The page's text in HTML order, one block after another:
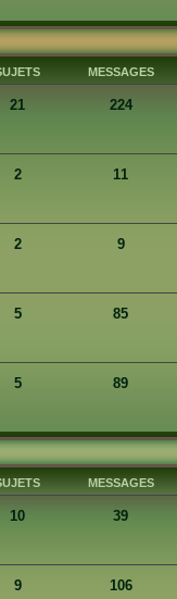
MESSAGES
21 224
2 11
2 9
5 85
5 89
MESSAGES
10 39
9 106